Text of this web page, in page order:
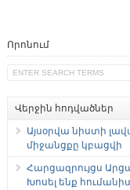
Որոնում
Վերջին հոդվածներ
Այսօրվա նիստի
միջանցքը կբացվի
Հարցազրույցս
Խոսել ենք